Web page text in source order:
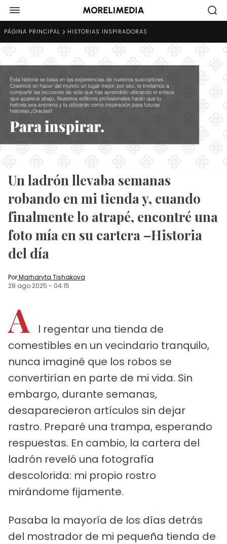
PÁGINA PRINCIPAL HISTORIAS INSPIRADORAS
Un ladrón llevaba semanas
robando en mi tienda y, cuando
finalmente lo atrapé, encontré una
foto mía en su cartera –Historia
del día
PorMarharyta Tishakova
28 ago 2025 - 04:15
A
l regentar una tienda de
comestibles en un vecindario tranquilo,
nunca imaginé que los robos se
convertirían en parte de mi vida. Sin
embargo, durante semanas,
desaparecieron artículos sin dejar
rastro. Preparé una trampa, esperando
respuestas. En cambio, la cartera del
ladrón reveló una fotografía
descolorida: mi propio rostro
mirándome fijamente.
Pasaba la mayoría de los días detrás
del mostrador de mi pequeña tienda de